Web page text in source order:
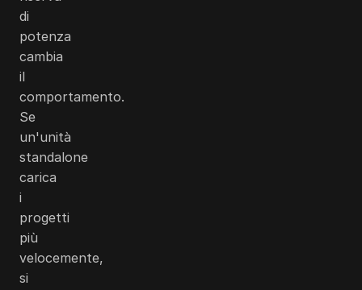
di
potenza
cambia
il
comportamento.
Se
un'unità
standalone
carica
i
progetti
più
velocemente,
si